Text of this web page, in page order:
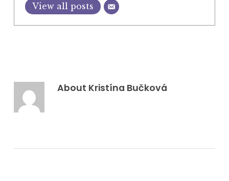
View all posts
About Kristína Bučková